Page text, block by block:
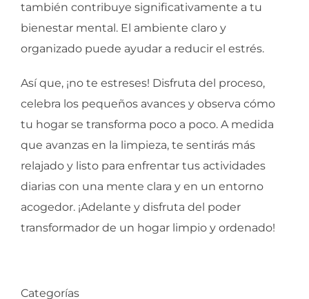
también contribuye significativamente a tu
bienestar mental. El ambiente claro y
organizado puede ayudar a reducir el estrés.
Así que, ¡no te estreses! Disfruta del proceso,
celebra los pequeños avances y observa cómo
tu hogar se transforma poco a poco. A medida
que avanzas en la limpieza, te sentirás más
relajado y listo para enfrentar tus actividades
diarias con una mente clara y en un entorno
acogedor. ¡Adelante y disfruta del poder
transformador de un hogar limpio y ordenado!
Categorías